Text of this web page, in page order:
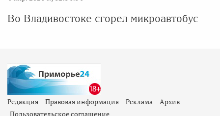
Во Владивостоке сгорел микроавтобус
Редакция Правовая информация Реклама
Архив
Пользовательское соглашение